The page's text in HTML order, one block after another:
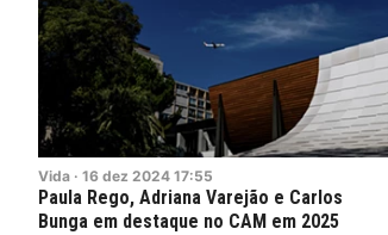
Vida · 16 dez 2024 17:55
Paula Rego, Adriana Varejão e Carlos
Bunga em destaque no CAM em 2025